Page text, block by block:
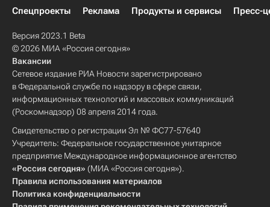
Спецпроекты
Реклама Продукты и сервисы Пресс-
Версия 2023.1 Beta
© 2026 МИА «Россия сегодня»
Вакансии
Сетевое издание РИА Новости зарегистрировано
в Федеральной службе по надзору в сфере связи,
информационных технологий и массовых коммуникаций
(Роскомнадзор) 08 апреля 2014 года.
Свидетельство о регистрации Эл № ФС77-57640
Учредитель: Федеральное государственное унитарное
предприятие Международное информационное агентство
«Россия сегодня» (МИА «Россия сегодня»).
Правила использования материалов
Политика конфиденциальности